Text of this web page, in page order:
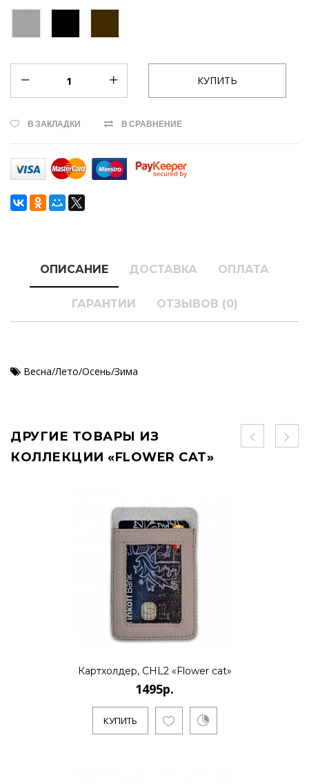
В ЗАКЛАДКИ В СРАВНЕНИЕ
ОПИСАНИЕ ДОСТАВКА ОПЛАТА
ГАРАНТИИ ОТЗЫВОВ (0)
Весна/Лето/Осень/Зима
ДРУГИЕ ТОВАРЫ ИЗ
КОЛЛЕКЦИИ «FLOWER CAT»
Картхолдер, CHL2 «Flower cat»
1495р.
КУПИТЬ